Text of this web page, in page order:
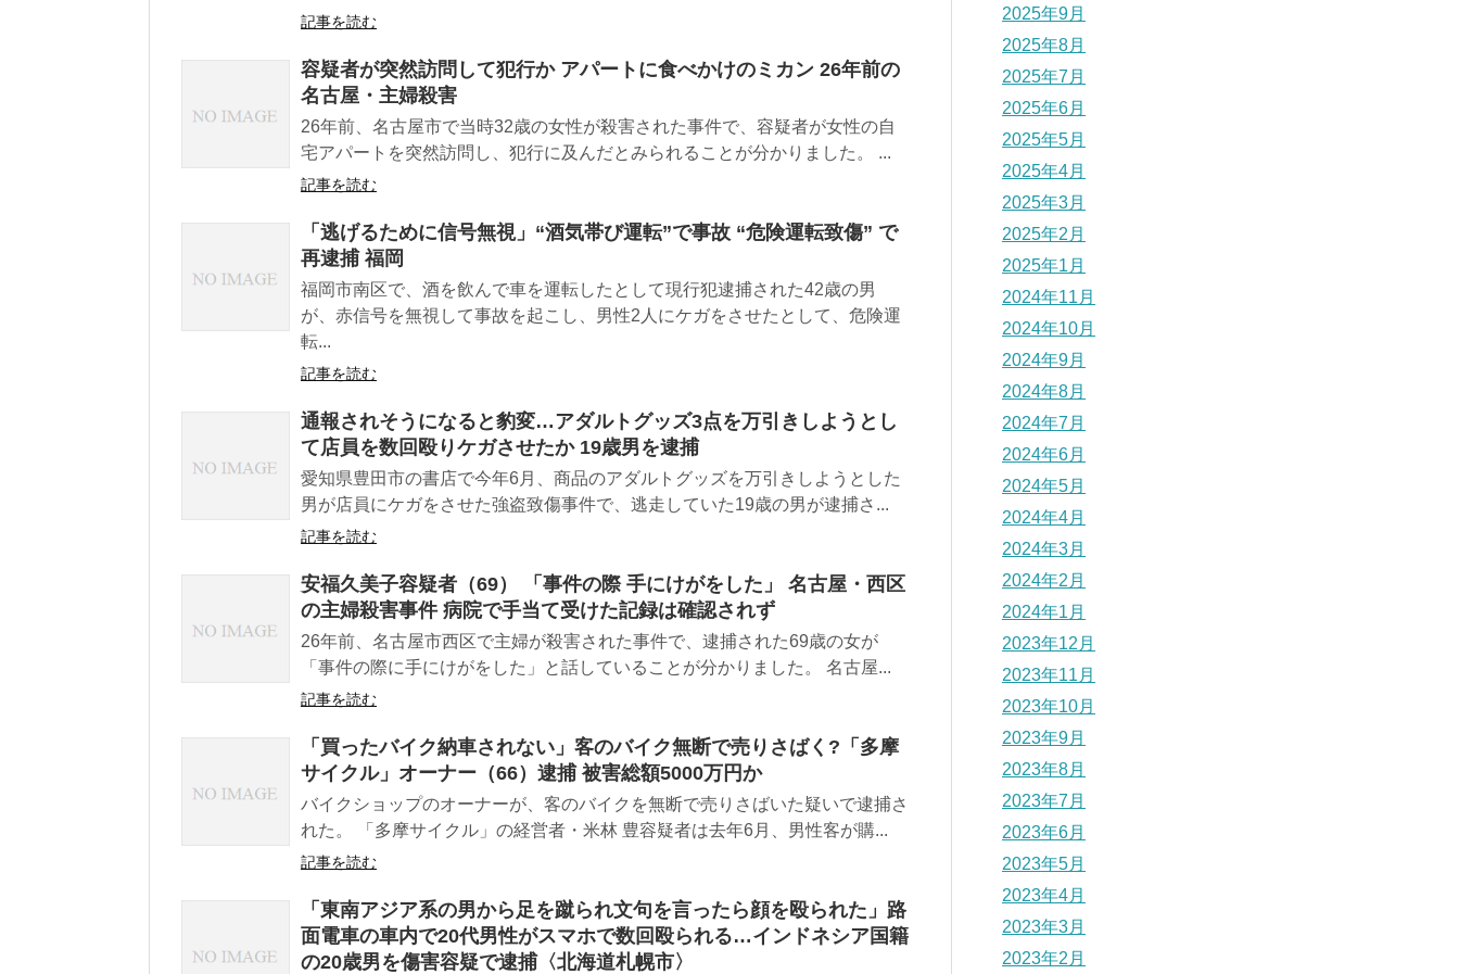
記事を読む
容疑者が突然訪問して犯行か アパートに食べかけのミカン 26年前の
名古屋・主婦殺害
26年前、名古屋市で当時32歳の女性が殺害された事件で、容疑者が女性の自
宅アパートを突然訪問し、犯行に及んだとみられることが分かりました。 ...
記事を読む
「逃げるために信号無視」“酒気帯び運転”で事故 “危険運転致傷” で
再逮捕 福岡
福岡市南区で、酒を飲んで車を運転したとして現行犯逮捕された42歳の男
が、赤信号を無視して事故を起こし、男性2人にケガをさせたとして、危険運
転...
記事を読む
通報されそうになると豹変…アダルトグッズ3点を万引きしようとし
て店員を数回殴りケガさせたか 19歳男を逮捕
愛知県豊田市の書店で今年6月、商品のアダルトグッズを万引きしようとした
男が店員にケガをさせた強盗致傷事件で、逃走していた19歳の男が逮捕さ...
記事を読む
安福久美子容疑者（69） 「事件の際 手にけがをした」 名古屋・西区
の主婦殺害事件 病院で手当て受けた記録は確認されず
26年前、名古屋市西区で主婦が殺害された事件で、逮捕された69歳の女が
「事件の際に手にけがをした」と話していることが分かりました。 名古屋...
記事を読む
「買ったバイク納車されない」客のバイク無断で売りさばく?「多摩
サイクル」オーナー（66）逮捕 被害総額5000万円か
バイクショップのオーナーが、客のバイクを無断で売りさばいた疑いで逮捕さ
れた。 「多摩サイクル」の経営者・米林 豊容疑者は去年6月、男性客が購...
記事を読む
「東南アジア系の男から足を蹴られ文句を言ったら顔を殴られた」路
面電車の車内で20代男性がスマホで数回殴られる…インドネシア国籍
の20歳男を傷害容疑で逮捕〈北海道札幌市〉
2025年9月
2025年8月
2025年7月
2025年6月
2025年5月
2025年4月
2025年3月
2025年2月
2025年1月
2024年11月
2024年10月
2024年9月
2024年8月
2024年7月
2024年6月
2024年5月
2024年4月
2024年3月
2024年2月
2024年1月
2023年12月
2023年11月
2023年10月
2023年9月
2023年8月
2023年7月
2023年6月
2023年5月
2023年4月
2023年3月
2023年2月